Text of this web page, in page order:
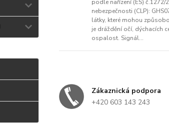
podle nařízení (ES)
nebezpečnosti (CLP):
látky, které mohou
je dráždění očí, dýchacích
ospalost. Signál...
Zákaznická podpora
+420 603 143 243